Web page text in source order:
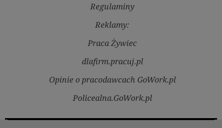
Regulaminy
Reklamy:
Praca Żywiec
dlafirm.pracuj.pl
Opinie o pracodawcach GoWork.pl
Policealna.GoWork.pl